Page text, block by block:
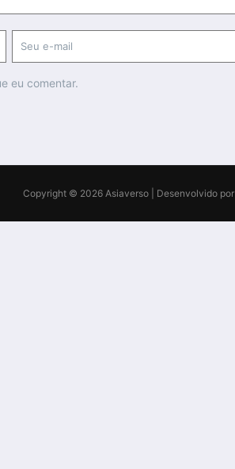
eu comentar.
Copyright © 2026 Asiaverso | Desenvolvido por